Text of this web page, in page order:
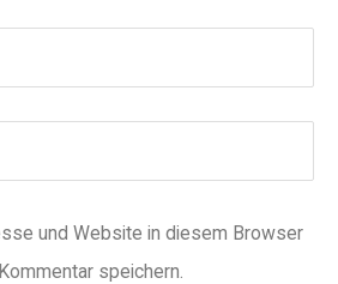
und Website in diesem Browser
speichern.